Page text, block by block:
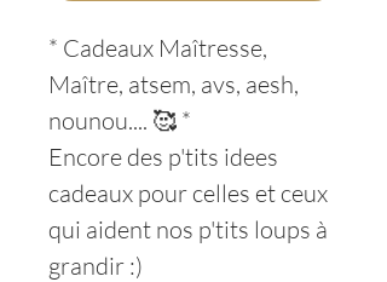
* Cadeaux Maîtresse,
Maître, atsem, avs, aesh,
nounou.... 🥰 *
Encore des p'tits idees
cadeaux pour celles et ceux
qui aident nos p'tits loups à
grandir :)